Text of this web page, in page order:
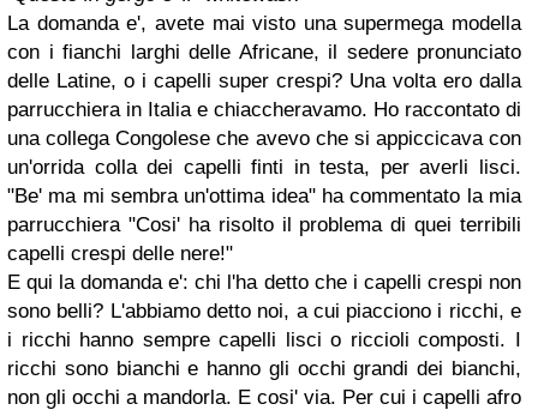
La domanda e', avete mai visto una supermega modella
con i fianchi larghi delle Africane, il sedere pronunciato
delle Latine, o i capelli super crespi? Una volta ero dalla
parrucchiera in Italia e chiaccheravamo. Ho raccontato di
una collega Congolese che avevo che si appiccicava con
un'orrida colla dei capelli finti in testa, per averli lisci.
"Be' ma mi sembra un'ottima idea" ha commentato la mia
parrucchiera "Cosi' ha risolto il problema di quei terribili
capelli crespi delle nere!"
E qui la domanda e': chi l'ha detto che i capelli crespi non
sono belli? L'abbiamo detto noi, a cui piacciono i ricchi, e
i ricchi hanno sempre capelli lisci o riccioli composti. I
ricchi sono bianchi e hanno gli occhi grandi dei bianchi,
non gli occhi a mandorla. E cosi' via. Per cui i capelli afro